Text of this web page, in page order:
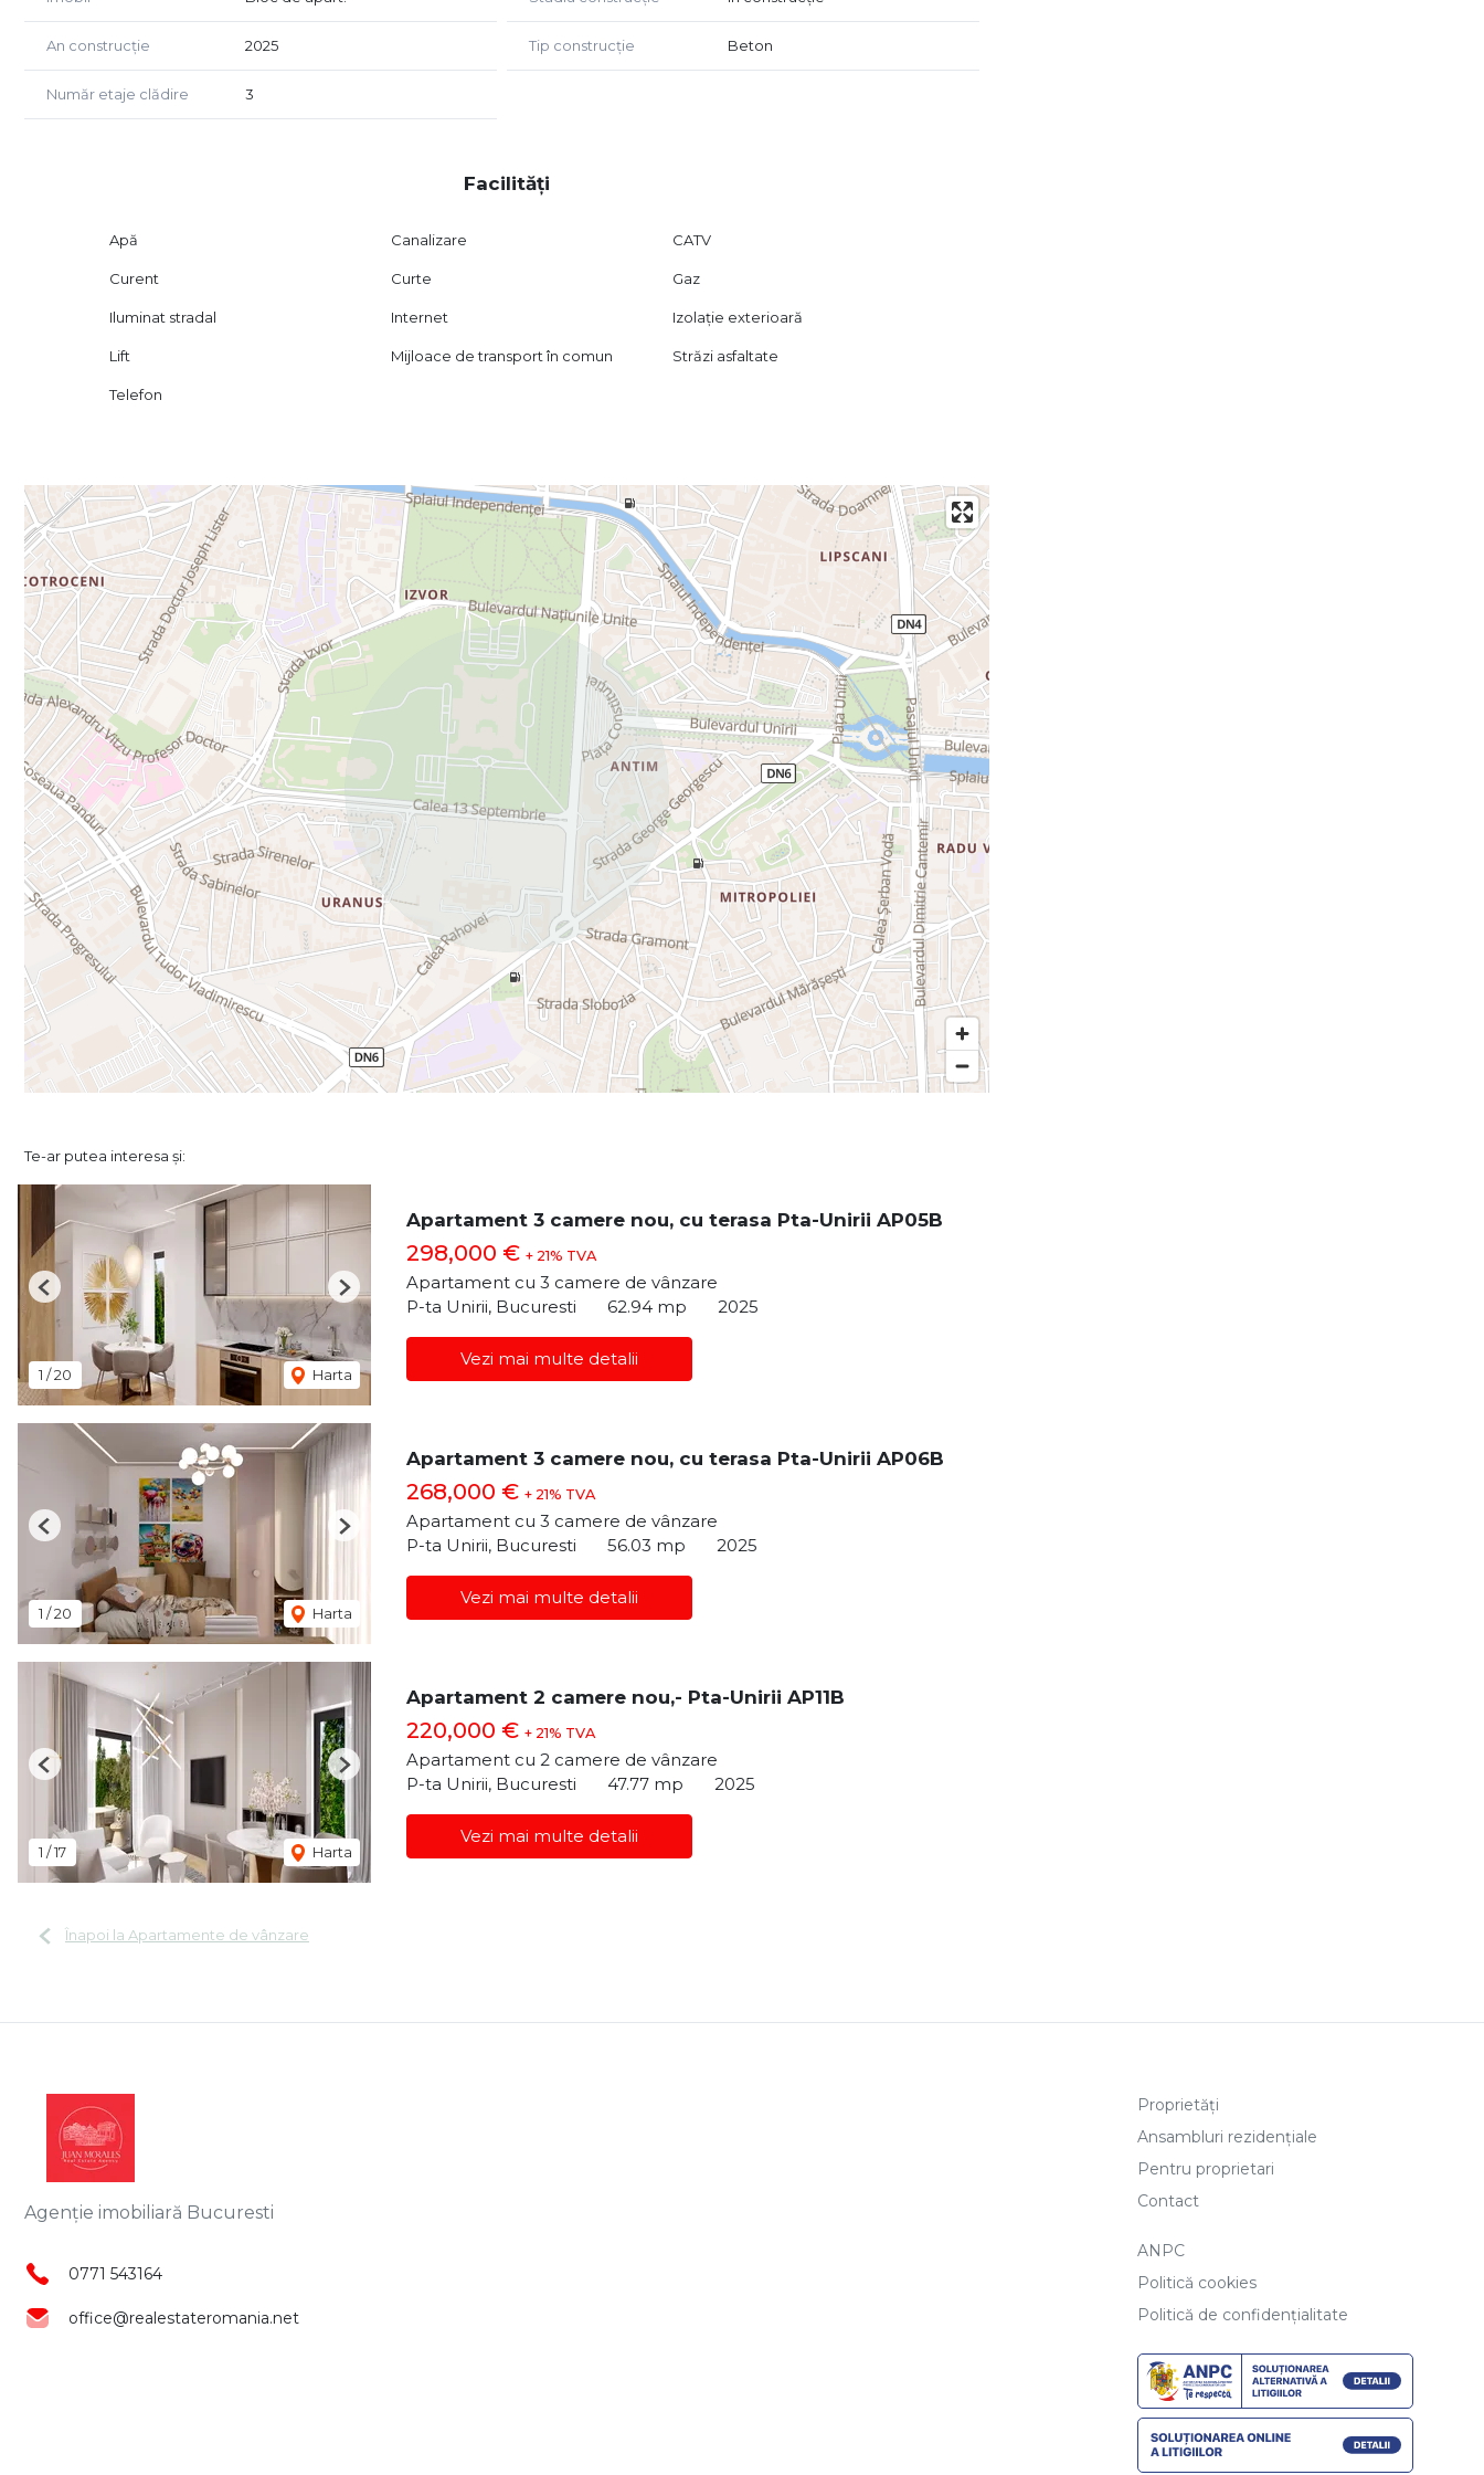
An construcție 2025 Tip construcție Beton
Număr etaje clădire 3
Facilități
Apă Canalizare CATV
Curent Curte Gaz
Iluminat stradal Internet Izolație exterioară
Lift Mijloace de transport în comun Străzi asfaltate
Telefon
Te-ar putea interesa și:
1 /20 Harta
Previous Next
Apartament 3 camere nou, cu terasa Pta-Unirii AP05B
298,000 € + 21% TVA
Apartament cu 3 camere de vânzare
P-ta Unirii, Bucuresti
62.94 mp 2025
Vezi mai multe detalii
1 /20 Harta
Previous Next
Apartament 3 camere nou, cu terasa Pta-Unirii AP06B
268,000 € + 21% TVA
Apartament cu 3 camere de vânzare
P-ta Unirii, Bucuresti
56.03 mp 2025
Vezi mai multe detalii
1 /17 Harta
Previous Next
Apartament 2 camere nou,- Pta-Unirii AP11B
220,000 € + 21% TVA
Apartament cu 2 camere de vânzare
P-ta Unirii, Bucuresti
47.77 mp 2025
Vezi mai multe detalii
Înapoi la Apartamente de vânzare
Agenție imobiliară Bucuresti
0771 543164
office@realestateromania.net
Proprietăți
Ansambluri rezidențiale
Pentru proprietari
Contact
ANPC
Politică cookies
Politică de confidențialitate